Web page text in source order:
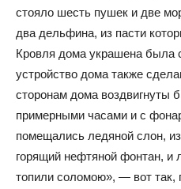
стояло шесть пушек и две
два дельфина, из пасти
Кровля дома украшена была
устройство дома также
сторонам дома воздвигнуты
примерными часами и с
помещались ледяной слон,
горящий нефтяной фонтан, и
топили соломою», — вот так,